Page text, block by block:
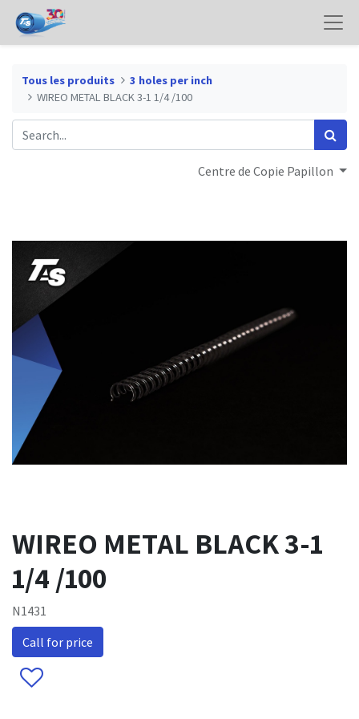
Tous les produits
3 holes per inch
WIREO METAL BLACK 3-1 1/4 /100
Centre de Copie Papillon
WIREO METAL BLACK 3-1
1/4 /100
N1431
Call for price